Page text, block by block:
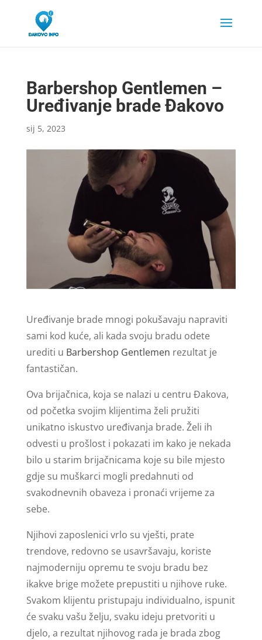
Barbershop Gentlemen –
Uređivanje brade Đakovo
sij 5, 2023
Uređivanje brade mnogi pokušavaju napraviti
sami kod kuće, ali kada svoju bradu odete
urediti u Barbershop Gentlemen rezultat je
fantastičan.
Ova brijačnica, koja se nalazi u centru Đakova,
od početka svojim klijentima želi pružiti
unikatno iskustvo uređivanja brade. Želi ih
odvesti u prošlost i pokazati im kako je nekada
bilo u starim brijačnicama koje su bile mjesto
gdje su muškarci mogli predahnuti od
svakodnevnih obaveza i pronaći vrijeme za
sebe.
Njihovi zaposlenici vrlo su vješti, prate
trendove, redovno se usavršavaju, koriste
najmoderniju opremu te svoju bradu bez
ikakve brige možete prepustiti u njihove ruke.
Svakom klijentu pristupaju individualno, ispunit
će svaku vašu želju, svaku ideju pretvoriti u
djelo, a rezultat njihovog rada je brada zbog